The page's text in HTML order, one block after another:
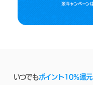
いつでもポイント10%還元